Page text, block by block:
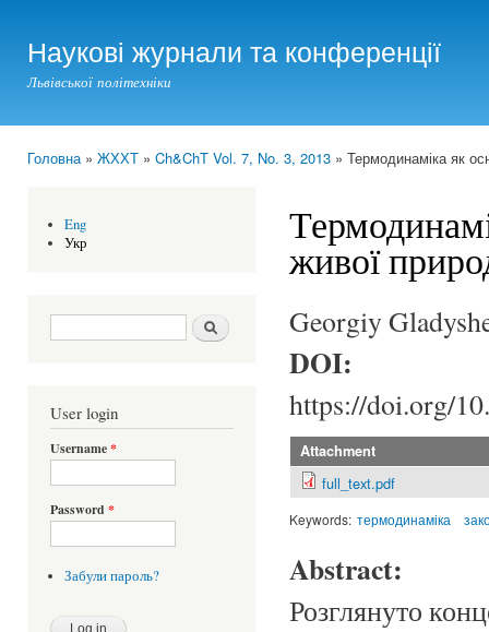
Наукові журнали та конференції
Львівської політехніки
Головна» ЖХХТ » Ch&ChT Vol. 7, No. 3, 2013 » Термодинаміка як
Eng
Укр
Search form Шукати
User login
Username*
Password *
Забули пароль?
живої
Georgiy
DOI:
https://doi.org/
Attachment
full_text.pdf
Keywords: термодинаміка
Abstract:
Розглянуто